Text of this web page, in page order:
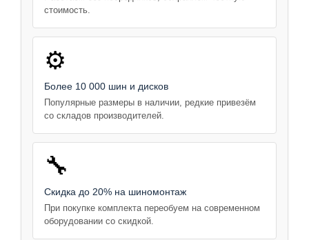
стоимость.
⚙️
Более 10 000 шин и дисков
Популярные размеры в наличии, редкие привезём
со складов производителей.
🔧
Скидка до 20% на шиномонтаж
При покупке комплекта переобуем на современном
оборудовании со скидкой.